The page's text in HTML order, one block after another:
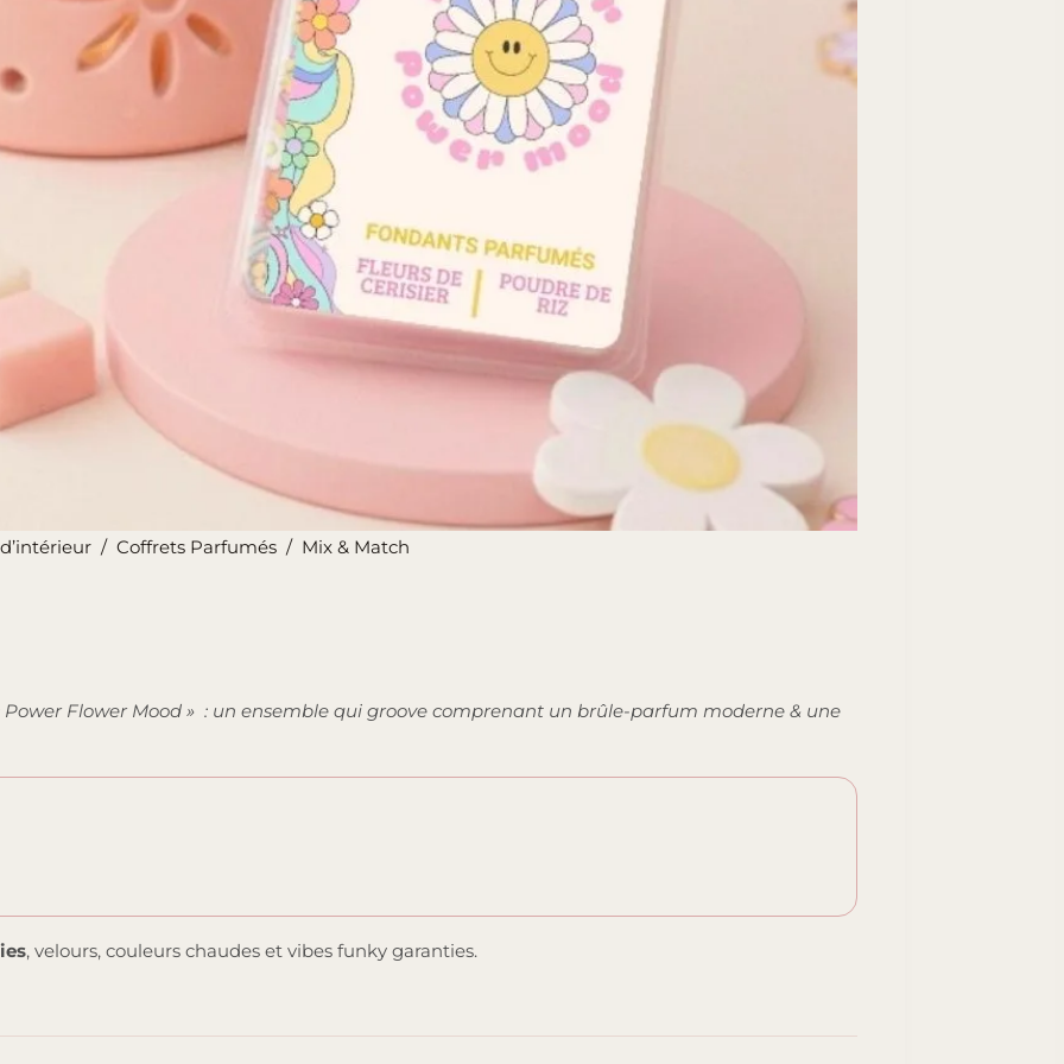
/ Coffrets Parfumés / Mix & Match
Flower Mood » : un ensemble qui groove comprenant un brûle-parfum moderne & une
, velours, couleurs chaudes et vibes funky garanties.